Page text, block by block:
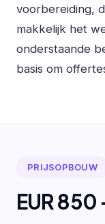
voorbereiding,
makkelijk het
onderstaande
basis om
PRIJSOPBOUW
EUR 850